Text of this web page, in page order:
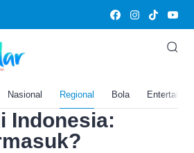
Nasional Regional Bola
Alamnya, 5
Jadi Kota
Indonesia: